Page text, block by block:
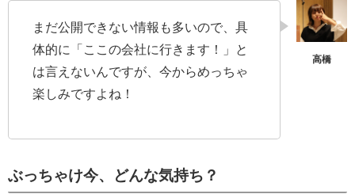
まだ公開できない情報も多いので、具
体的に「ここの会社に行きます！」と
は言えないんですが、今からめっちゃ
楽しみですよね！
ぶっちゃけ今、どんな気持ち？